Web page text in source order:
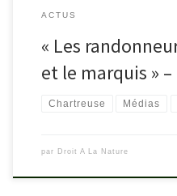
ACTUS
« Les
et le marquis »
Chartreuse Médias
par Droit A La Nature